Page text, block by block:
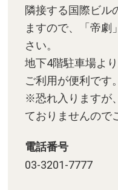
隣接する国際ビル
ますので、「帝劇
さい。
地下4階駐車場よ
ご利用が便利です。
※恐れ入りますが
ておりませんので
電話番号
03-3201-7777